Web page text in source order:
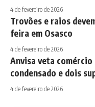
4 de fevereiro de 2026
Trovões e raios
feira em Osasco
4 de fevereiro de 2026
Anvisa veta
condensado e dois
4 de fevereiro de 2026